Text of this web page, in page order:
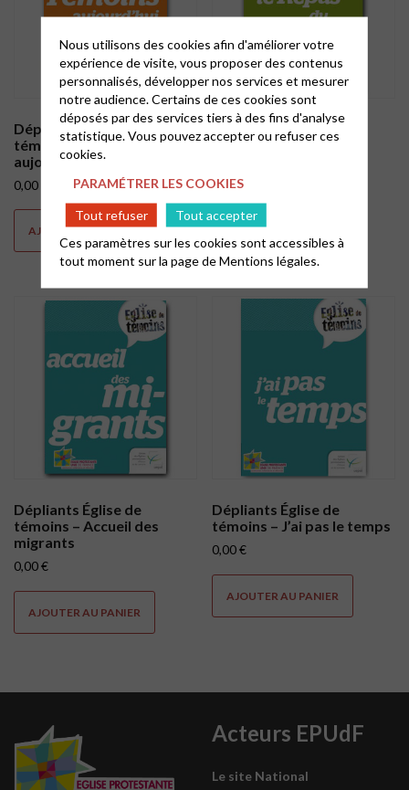
Dépliants Église de
témoins – Témoins
aujourd’hui
0,00
AJOUTER AU PANIER
Dépliants Église de
témoins : Le Repas du
0,00€
AJOUTER AU PANIER
Dépliants Église de
témoins – Accueil des
migrants
0,00€
AJOUTER AU PANIER
Dépliants Église de
témoins – J’ai pas le temps
0,00€
AJOUTER AU PANIER
Acteurs EPUdF
Le site National
Nous utilisons des cookies afin d'améliorer votre
expérience de visite, vous proposer des contenus
personnalisés, développer nos services et mesurer
notre audience. Certains de ces cookies sont
déposés par des services tiers à des fins d'analyse
statistique. Vous pouvez accepter ou refuser ces
cookies.
PARAMÉTRER LES COOKIES
Tout refuser
Tout accepter
Ces paramètres sur les cookies sont accessibles à
tout moment sur la page deMentions légales.